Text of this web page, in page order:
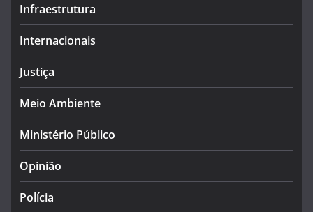
Infraestrutura
Internacionais
Justiça
Meio Ambiente
Ministério Público
Opinião
Polícia